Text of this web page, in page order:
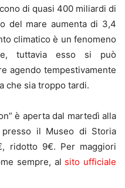
di quasi 400 miliardi di
del mare aumenta di 3,4
climatico è un fenomeno
tuttavia esso si può
agendo tempestivamente
che sia troppo tardi.
è aperta dal martedì alla
il Museo di Storia
ridotto 9€. Per maggiori
sempre, al sito ufficiale